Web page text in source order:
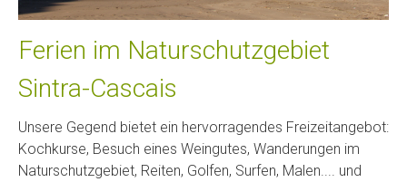
Ferien im Naturschutzgebiet
Sintra-Cascais
Unsere Gegend bietet ein hervorragendes Freizeitangebot:
Kochkurse, Besuch eines Weingutes, Wanderungen im
Naturschutzgebiet, Reiten, Golfen, Surfen, Malen.... und